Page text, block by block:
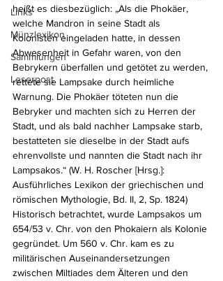
Links
Münzlexikon
Sammlungen
Leserpost
heißt es diesbezüglich: „Als die Phokäer,
welche Mandron in seine Stadt als
Kolonisten eingeladen hatte, in dessen
Abwesenheit in Gefahr waren, von den
Bebrykern überfallen und getötet zu werden,
rettete sie Lampsake durch heimliche
Warnung. Die Phokäer töteten nun die
Bebryker und machten sich zu Herren der
Stadt, und als bald nachher Lampsake starb,
bestatteten sie dieselbe in der Stadt aufs
ehrenvollste und nannten die Stadt nach ihr
Lampsakos.“ (W. H. Roscher [Hrsg.]:
Ausführliches Lexikon der griechischen und
römischen Mythologie, Bd. II, 2, Sp. 1824)
Historisch betrachtet, wurde Lampsakos um
654/53 v. Chr. von den Phokaiern als Kolonie
gegründet. Um 560 v. Chr. kam es zu
militärischen Auseinandersetzungen
zwischen Miltiades dem Älteren und den